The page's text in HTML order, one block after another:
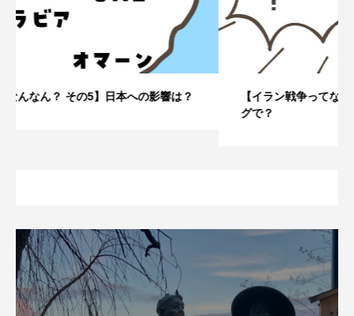
【イラン戦争ってなんなん？ その4】なぜこのタイミン